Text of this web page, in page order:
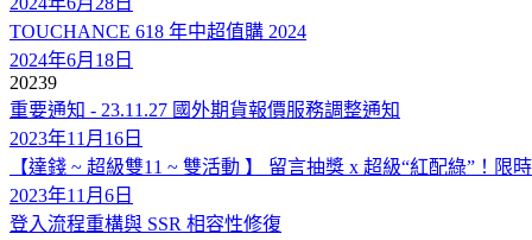
TOUCHANCE 618 年中超值購 2024
2024年6月18日
20239
重要通知 - 23.11.27 國外期貨報價服務調整通知
2023年11月16日
【達錢 ~ 超級雙11 ~ 雙活動 】 留言抽獎 x 超級“紅配綠”！限
2023年11月6日
登入流程重構與 SSR 相容性修復